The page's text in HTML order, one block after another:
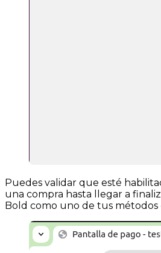
Puedes validar que esté
una compra hasta llegar a
Bold como uno de tus métodos